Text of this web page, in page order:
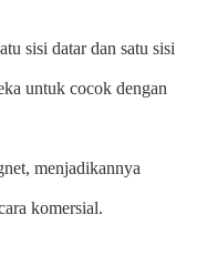
sisi datar dan satu sisi
untuk cocok dengan
menjadikannya
komersial.